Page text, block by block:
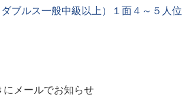
ブルス一般中級以上）１面４～５人位
メールでお知らせ